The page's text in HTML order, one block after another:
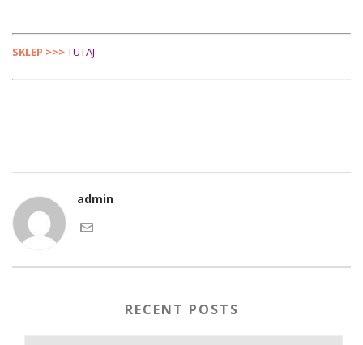
SKLEP >>>TUTAJ
admin
RECENT POSTS